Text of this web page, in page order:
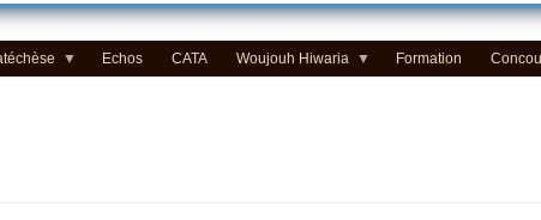
Echos CATA Woujouh Hiwaria Formation